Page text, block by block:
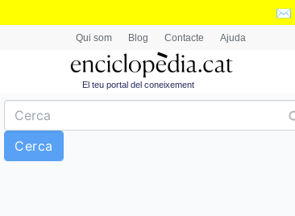
✉️
Qui som Blog Contacte Ajuda
El teu portal del coneixement